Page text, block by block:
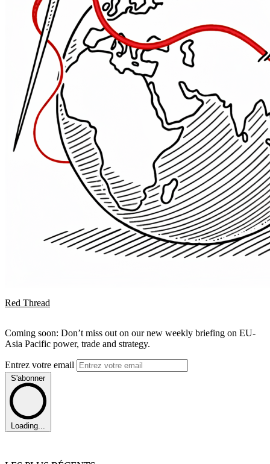
Red Thread
Coming soon: Don’t miss out on our new weekly briefing on EU-
Asia Pacific power, trade and strategy.
Entrez votre email
S'abonner
Loading...